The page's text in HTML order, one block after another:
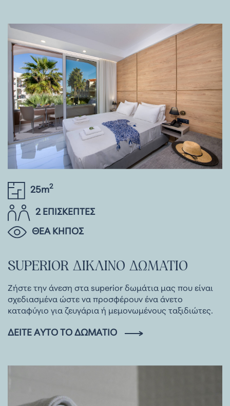
25m2
2 ΕΠΙΣΚΕΠΤΕΣ
ΘΕΑ ΚΗΠΟΣ
SUPERIOR ΔΙΚΛΙΝΟ ΔΩΜΑΤΙΟ
Ζήστε την άνεση στα superior δωμάτια μας που είναι
σχεδιασμένα ώστε να προσφέρουν ένα άνετο
καταφύγιο για ζευγάρια ή μεμονωμένους ταξιδιώτες.
ΔΕΊΤΕ ΑΥΤΌ ΤΟ ΔΩΜΆΤΙΟ